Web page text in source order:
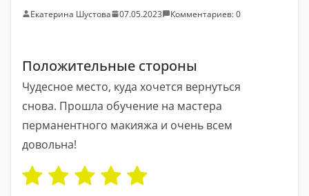
Екатерина Шустова 07.05.2023 Комментариев: 0
Положительные стороны
Чудесное место, куда хочется вернуться
снова. Прошла обучение на мастера
перманентного макияжа и очень всем
довольна!